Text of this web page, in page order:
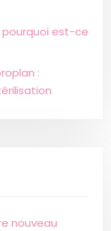
pourquoi est-ce
:
nouveau